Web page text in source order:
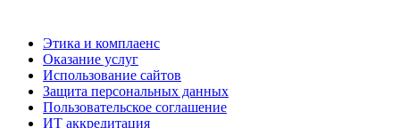
Этика и комплаенс
Оказание услуг
Использование сайтов
Защита персональных данных
Пользовательское соглашение
ИТ аккредитация